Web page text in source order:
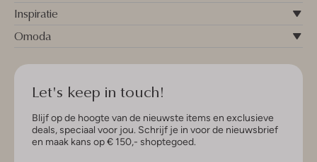
Inspiratie
Omoda
Let's keep in touch!
Blijf op de hoogte van de nieuwste items en exclusieve
deals, speciaal voor jou. Schrijf je in voor de nieuwsbrief
en maak kans op € 150,- shoptegoed.